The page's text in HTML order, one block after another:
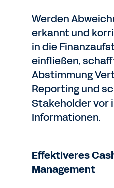
Werden
erkannt und
in die
einfließen,
Abstimmung
Reporting und
Stakeholder vor
Informationen.
Effektiveres
Management